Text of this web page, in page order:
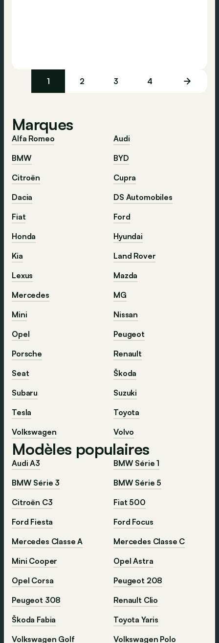
1 2 3 4
Marques
Alfa Romeo
Audi
BMW
BYD
Citroën
Cupra
Dacia
DS Automobiles
Fiat
Ford
Honda
Hyundai
Kia
Land Rover
Lexus
Mazda
Mercedes
MG
Mini
Nissan
Opel
Peugeot
Porsche
Renault
Seat
Škoda
Subaru
Suzuki
Tesla
Toyota
Volkswagen
Volvo
Modèles populaires
Audi A3
BMW Série 1
BMW Série 3
BMW Série 5
Citroën C3
Fiat 500
Ford Fiesta
Ford Focus
Mercedes Classe A
Mercedes Classe C
Mini Cooper
Opel Astra
Opel Corsa
Peugeot 208
Peugeot 308
Renault Clio
Škoda Fabia
Toyota Yaris
Volkswagen Golf
Volkswagen Polo